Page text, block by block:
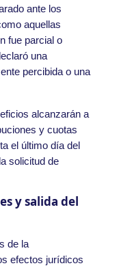
ante los
aquellas
fue parcial o
una
percibida o una
alcanzarán a
y cuotas
el último día del
solicitud de
y salida del
de la
efectos jurídicos